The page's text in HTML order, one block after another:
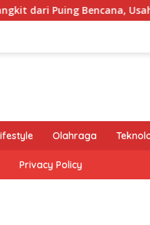
Usaha Mikro Mayasari
Olahraga
Privacy Policy